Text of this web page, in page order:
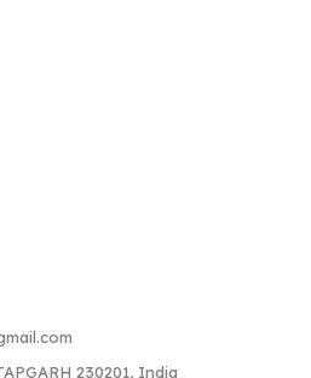
230201, India